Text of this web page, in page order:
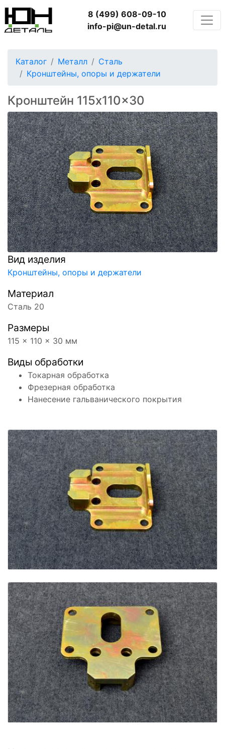
8 (499) 608-09-10
info-pi@un-detal.ru
Каталог Металл
Сталь
Кронштейны, опоры и держатели
Кронштейн 115x110x30
Вид изделия
Кронштейны, опоры и держатели
Материал
Сталь 20
Размеры
115 x 110 x 30 мм
Виды обработки
Токарная обработка
Фрезерная обработка
Нанесение гальванического покрытия